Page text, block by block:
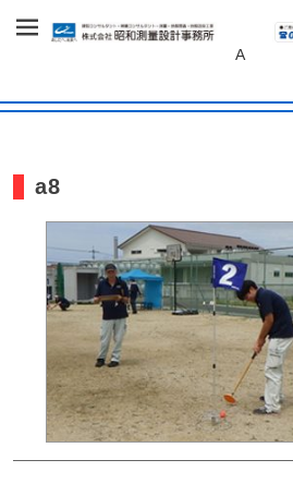
～あしたへ、未来へ～
A
a8